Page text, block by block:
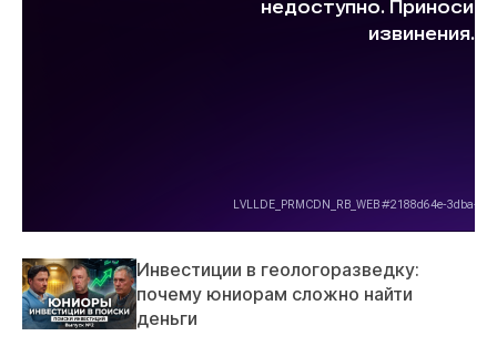
Инвестиции в геологоразведку:
почему юниорам сложно найти
деньги